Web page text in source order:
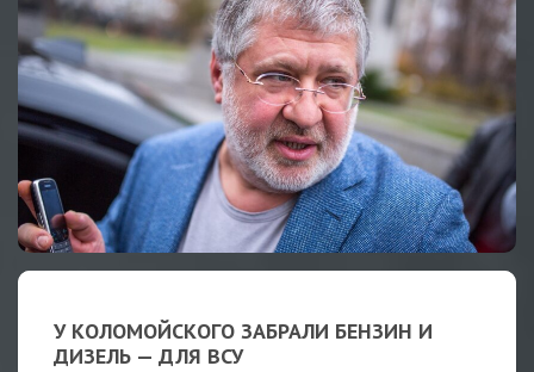
У КОЛОМОЙСКОГО ЗАБРАЛИ БЕНЗИН И
ДИЗЕЛЬ — ДЛЯ ВСУ